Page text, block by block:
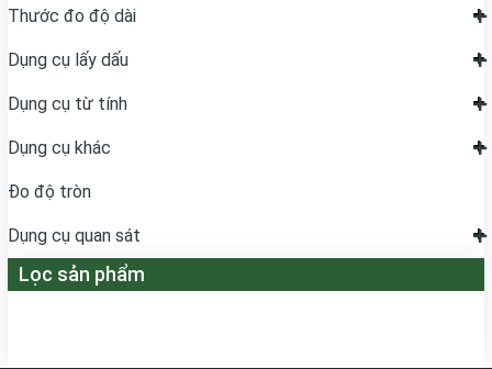
Thước đo độ dài
Dụng cụ lấy dấu
Dụng cụ từ tính
Dụng cụ khác
Đo độ tròn
Dụng cụ quan sát
Lọc sản phẩm